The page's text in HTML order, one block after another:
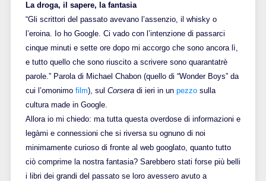
La droga, il sapere, la fantasia
“Gli scrittori del passato avevano l’assenzio, il whisky o
l’eroina. Io ho Google. Ci vado con l’intenzione di passarci
cinque minuti e sette ore dopo mi accorgo che sono ancora lì,
e tutto quello che sono riuscito a scrivere sono quarantatrè
parole.” Parola di Michael Chabon (quello di “Wonder Boys” da
cui l’omonimo film), sul Corseradi ieri in un pezzosulla
cultura made in Google.
Allora io mi chiedo: ma tutta questa overdose di informazioni e
legàmi e connessioni che si riversa su ognuno di noi
minimamente curioso di fronte al web googlato, quanto tutto
ciò comprime la nostra fantasia? Sarebbero stati forse più belli
i libri dei grandi del passato se loro avessero avuto a